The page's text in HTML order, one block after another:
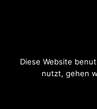
Diese Website
nutzt, gehen